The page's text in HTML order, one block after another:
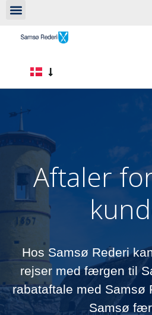
Aftaler
Hos Samsø Rederi
rejser med færgen til
rabataftale med Samsø
Samsø